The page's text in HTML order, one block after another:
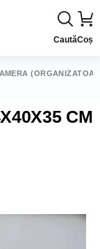
CautăCoș
CM